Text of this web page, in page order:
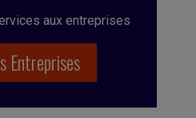
aux entreprises
Entreprises